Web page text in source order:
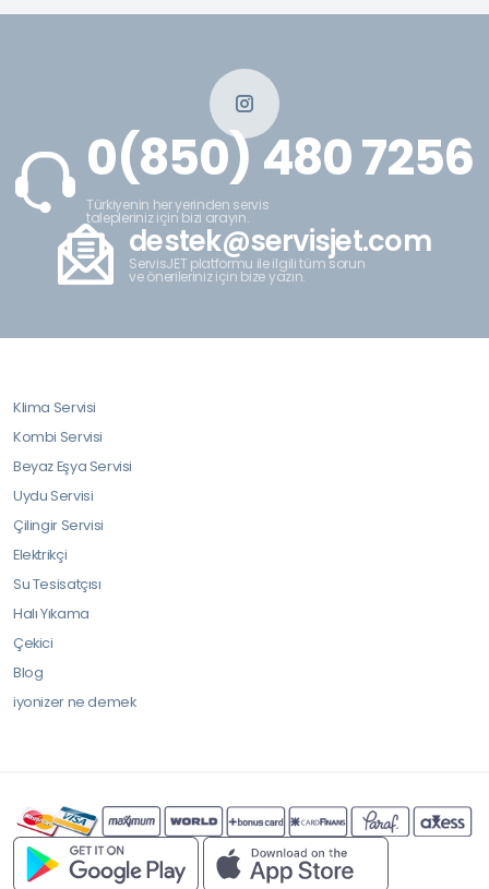
0(850) 480 7256
Türkiyenin her yerinden servis
talepleriniz için bizi arayın.
destek@servisjet.com
ServisJET platformu ile ilgili tüm sorun
ve önerileriniz için bize yazın.
Klima Servisi
Kombi Servisi
Beyaz Eşya Servisi
Uydu Servisi
Çilingir Servisi
Elektrikçi
Su Tesisatçısı
Halı Yıkama
Çekici
Blog
iyonizer ne demek